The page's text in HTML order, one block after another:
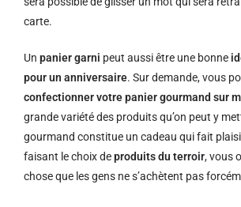
carte.
Un panier garni peut aussi être une bonne
pour un anniversaire. Sur demande, vous
confectionner votre panier gourmand sur
grande variété des produits qu’on peut y
gourmand constitue un cadeau qui fait
faisant le choix deproduits du terroir, vous
chose que les gens ne s’achètent pas